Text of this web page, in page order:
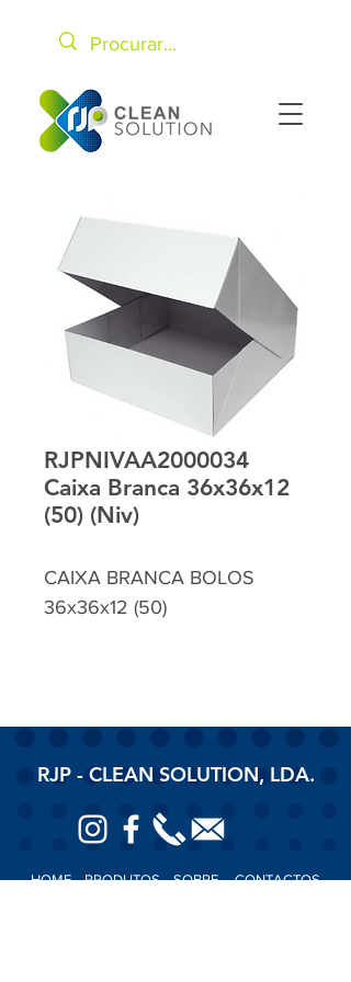
RJPNIVAA2000034
Caixa Branca 36x36x12
(50) (Niv)
CAIXA BRANCA BOLOS
36x36x12 (50)
RJP - CLEAN SOLUTION, LDA.
HOMEPRODUTOSSOBRE CONTACTOS